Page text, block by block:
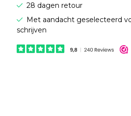
28 dagen retour
Met aandacht geselecteerd
schrijven